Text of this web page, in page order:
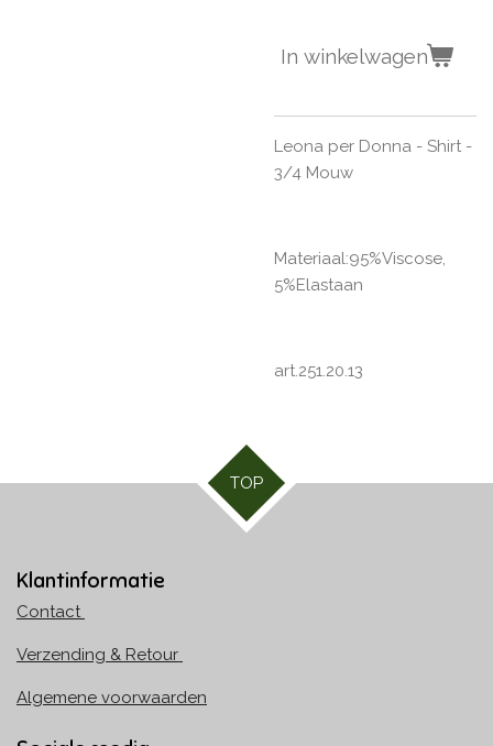
In winkelwagen
Leona per Donna - Shirt -
3/4 Mouw
Materiaal:95%Viscose,
5%Elastaan
art.251.20.13
TOP
Klantinformatie
Contact
Verzending & Retour
Algemene voorwaarden